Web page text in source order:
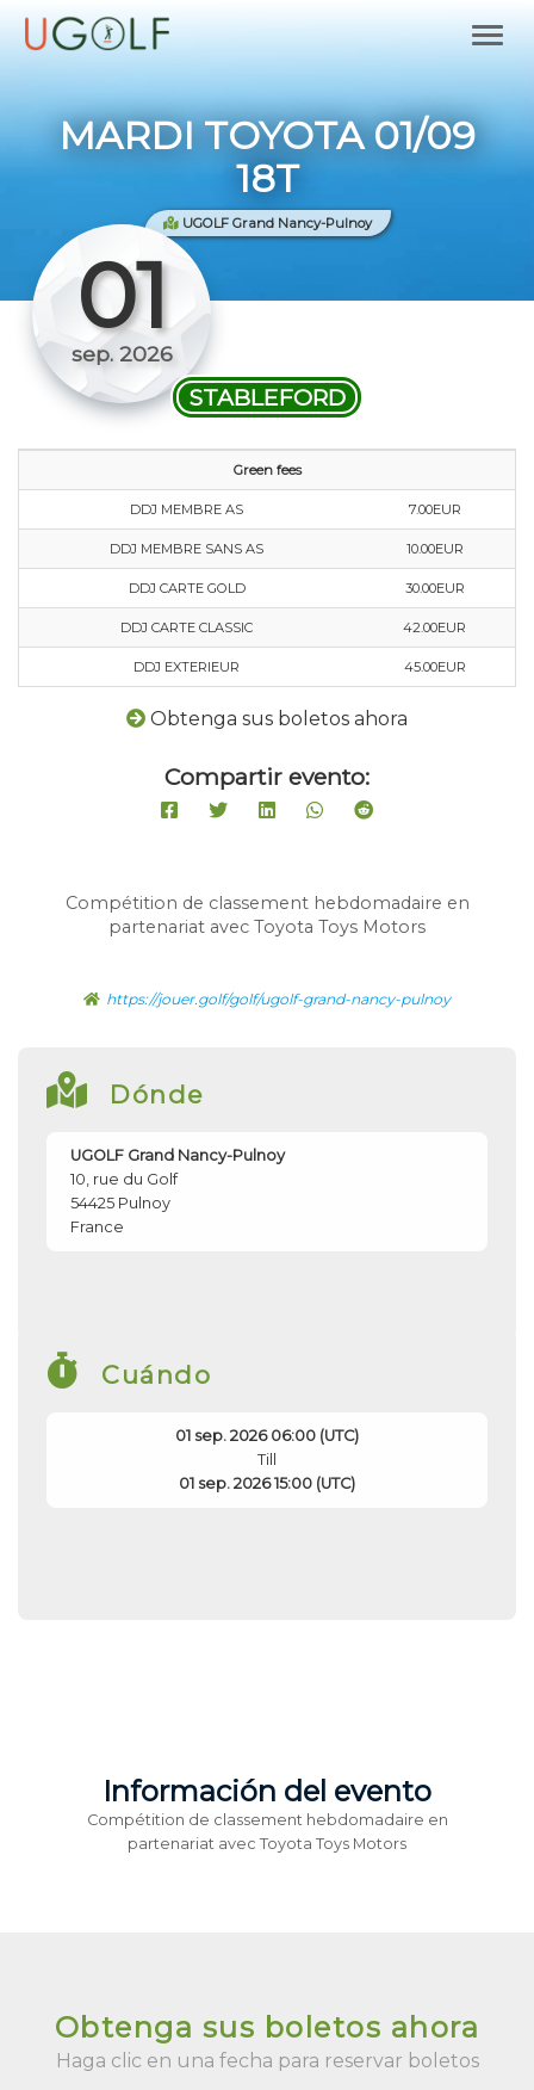
MARDI TOYOTA 01/09
18T
UGOLF Grand Nancy-Pulnoy
01
sep. 2026
STABLEFORD
Green fees
DDJ MEMBRE AS 7.00EUR
DDJ MEMBRE SANS AS 10.00EUR
DDJ CARTE GOLD 30.00EUR
DDJ CARTE CLASSIC 42.00EUR
DDJ EXTERIEUR 45.00EUR
Obtenga sus boletos ahora
Compartir evento:
Compétition de classement hebdomadaire en
partenariat avec Toyota Toys Motors
https://jouer.golf/golf/ugolf-grand-nancy-pulnoy
Dónde
UGOLF Grand Nancy-Pulnoy
10, rue du Golf
54425 Pulnoy
France
Cuándo
01 sep. 2026 06:00 (UTC)
Till
01 sep. 2026 15:00 (UTC)
Información del evento
Compétition de classement hebdomadaire en
partenariat avec Toyota Toys Motors
Obtenga sus boletos ahora
Haga clic en una fecha para reservar boletos